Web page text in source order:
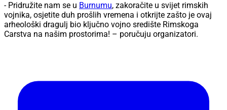
- Pridružite nam se u Burnumu, zakoračite u svijet rimskih
vojnika, osjetite duh prošlih vremena i otkrijte zašto je ovaj
arheološki dragulj bio ključno vojno središte Rimskoga
Carstva na našim prostorima! – poručuju organizatori.